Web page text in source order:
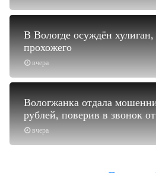
вчера
В Вологде осуждён
прохожего
вчера
Вологжанка отдала
рублей, поверив в звонок